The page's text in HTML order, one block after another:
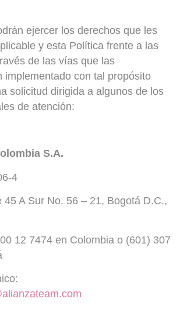
ejercer los derechos que les
y esta Política frente a las
de las vías que las
implementado con tal propósito
solicitud dirigida a algunos de los
de atención:
S.A.
4
45 A Sur No. 56 – 21, Bogotá D.C.,
12 7474 en Colombia o (601) 307